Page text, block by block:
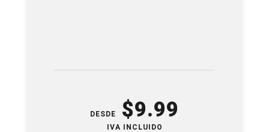
DESDE $9.99
IVA INCLUIDO